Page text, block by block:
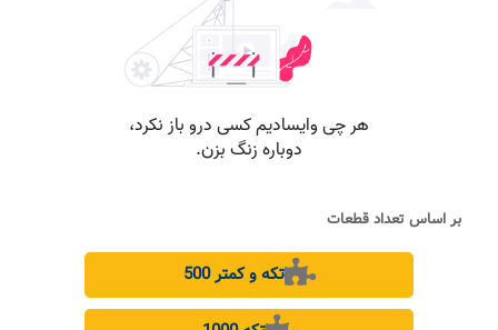
بر اساس تعداد قطعات
500 تکه و کمتر